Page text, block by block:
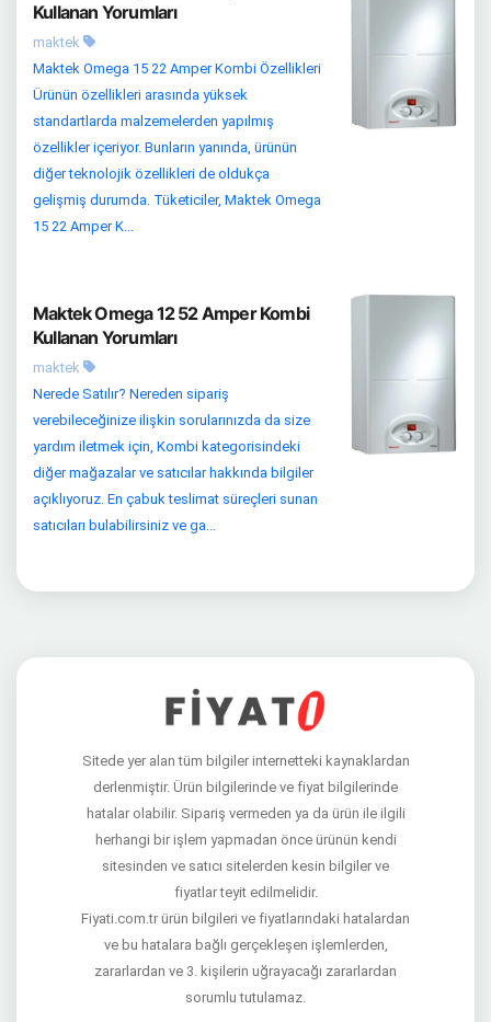
Kullanan Yorumları
maktek
Maktek Omega 15 22 Amper Kombi Özellikleri
Ürünün özellikleri arasında yüksek
standartlarda malzemelerden yapılmış
özellikler içeriyor. Bunların yanında, ürünün
diğer teknolojik özellikleri de oldukça
gelişmiş durumda. Tüketiciler, Maktek Omega
15 22 Amper K...
Maktek Omega 12 52 Amper Kombi
Kullanan Yorumları
maktek
Nerede Satılır? Nereden sipariş
verebileceğinize ilişkin sorularınızda da size
yardım iletmek için, Kombi kategorisindeki
diğer mağazalar ve satıcılar hakkında bilgiler
açıklıyoruz. En çabuk teslimat süreçleri sunan
satıcıları bulabilirsiniz ve ga...
Sitede yer alan tüm bilgiler internetteki kaynaklardan
derlenmiştir. Ürün bilgilerinde ve fiyat bilgilerinde
hatalar olabilir. Sipariş vermeden ya da ürün ile ilgili
herhangi bir işlem yapmadan önce ürünün kendi
sitesinden ve satıcı sitelerden kesin bilgiler ve
fiyatlar teyit edilmelidir.
Fiyati.com.tr ürün bilgileri ve fiyatlarındaki hatalardan
ve bu hatalara bağlı gerçekleşen işlemlerden,
zararlardan ve 3. kişilerin uğrayacağı zararlardan
sorumlu tutulamaz.